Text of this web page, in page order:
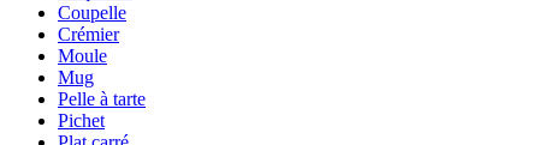
Coupelle
Crémier
Moule
Mug
Pelle à tarte
Pichet